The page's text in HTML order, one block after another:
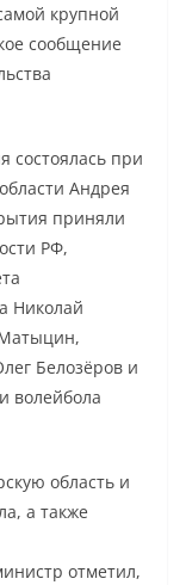
крупной
сообщение
состоялась при
Андрея
приняли
РФ,
Николай
Белозёров и
волейбола
область и
а также
отметил,